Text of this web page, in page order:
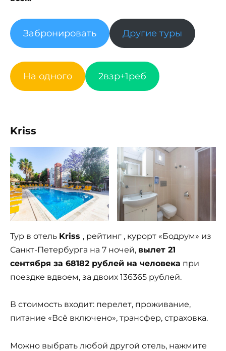
Забронировать Другие туры
На одного 2взр+1реб
Kriss
Тур в отель Kriss , рейтинг , курорт «Бодрум» из
Санкт-Петербурга на 7 ночей, вылет 21
сентября за 68182 рублей на человека при
поездке вдвоем, за двоих 136365 рублей.
В стоимость входит: перелет, проживание,
питание «Всё включено», трансфер, страховка.
Можно выбрать любой другой отель, нажмите